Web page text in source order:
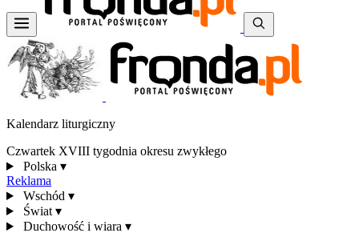
Kalendarz liturgiczny
Czwartek XVIII tygodnia okresu zwykłego
Polska ▾
Reklama
Wschód ▾
Świat ▾
Duchowość i wiara ▾